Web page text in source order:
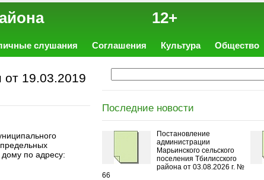
района 12+
слушания Соглашения Культура Общество
19.03.2019
по адресу:
Последние новости
Постановление
администрации
Марьинского сельского
поселения Тбилисского
района от 03.08.2026 г. №
66